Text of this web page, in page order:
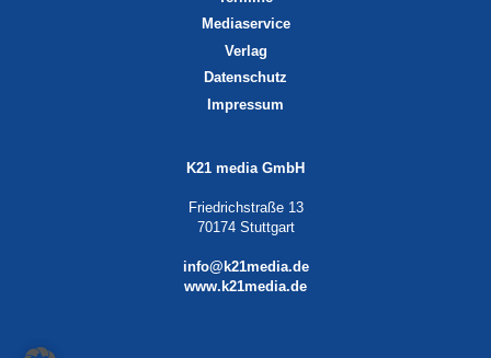
Mediaservice
Verlag
Datenschutz
Impressum
K21 media GmbH
Friedrichstraße 13
70174 Stuttgart
info@k21media.de
www.k21media.de